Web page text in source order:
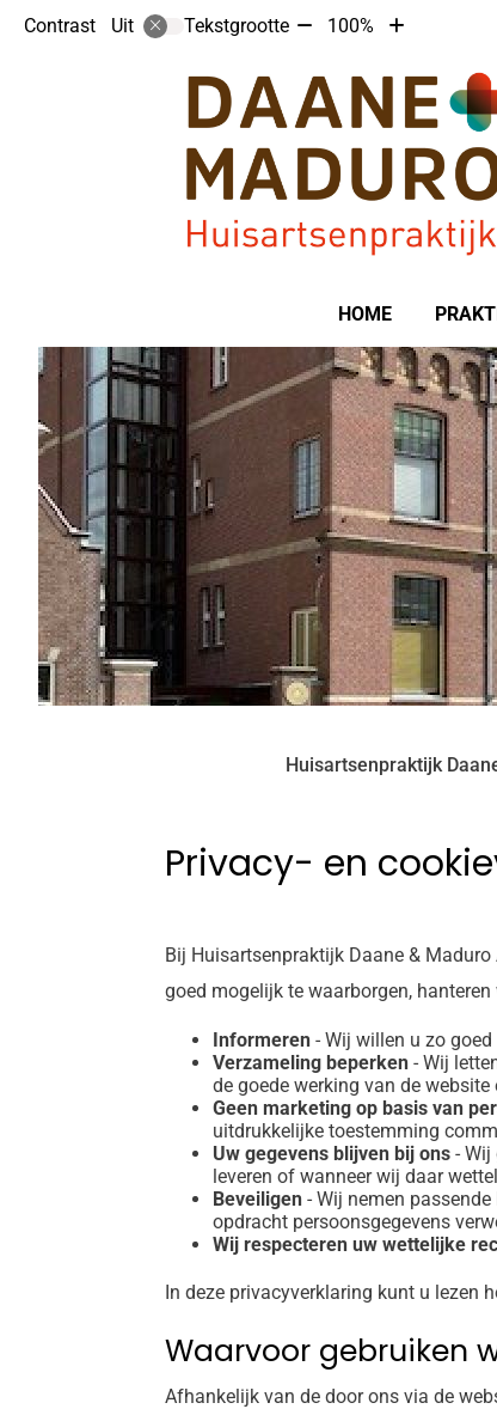
Contrast Uit Tekstgrootte Tekst
met
10%
100%
Tekst
met
10%
HoofdmenuHOME
Huisartsenpraktijk
Privacy- en
Bij Huisartsenpraktijk Daane &
goed mogelijk te waarborgen,
Informeren - Wij willen u zo
Verzameling beperken - Wij
de goede werking van de
Geen marketing op basis van
uitdrukkelijke toestemming
Uw gegevens blijven bij ons - Wij
leveren of wanneer wij daar
Beveiligen - Wij nemen
opdracht persoonsgegevens
Wij respecteren uw wettelijke
In deze privacyverklaring kunt u lezen
Waarvoor gebruiken
Afhankelijk van de door ons via de